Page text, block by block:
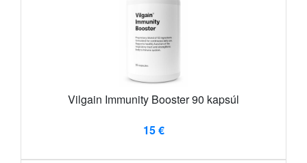
Vilgain Immunity Booster 90 kapsúl
15 €